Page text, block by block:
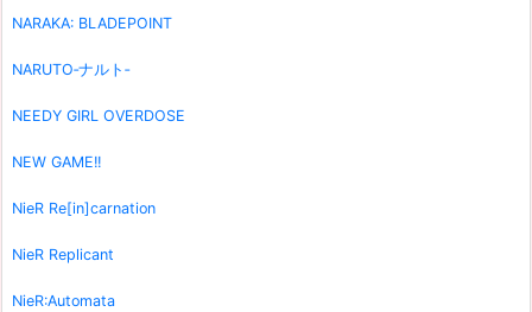
NARAKA: BLADEPOINT
NARUTO‐ナルト‐
NEEDY GIRL OVERDOSE
NEW GAME!!
NieR Re[in]carnation
NieR Replicant
NieR:Automata